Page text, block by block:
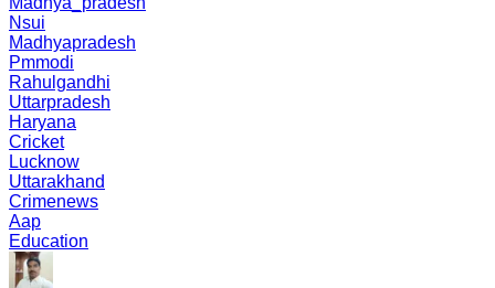
Nsui
Madhyapradesh
Pmmodi
Rahulgandhi
Uttarpradesh
Haryana
Cricket
Lucknow
Uttarakhand
Crimenews
Aap
Education